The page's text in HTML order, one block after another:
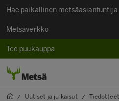
Hae paikallinen metsäasiantuntija
Metsäverkko
Tee puukauppa
/ Uutiset ja julkaisut / Tiedotteet